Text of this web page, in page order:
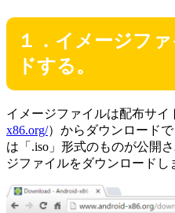
１．イメージフ
ドする。
イメージファイルは配布サイ
x86.org/）からダウンロード
は「.iso」形式のものが公開
ジファイルをダウンロードし